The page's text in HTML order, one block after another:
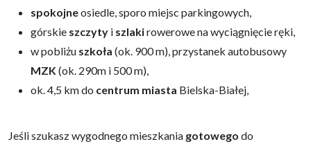
spokojneosiedle, sporo miejsc parkingowych,
górskie szczyty i szlakirowerowe na wyciągnięcie ręki,
w pobliżu szkoła (ok. 900 m), przystanek autobusowy
MZK(ok. 290m i 500 m),
ok. 4,5 km do centrum miasta Bielska-Białej,
Jeśli szukasz wygodnego mieszkania gotowego do